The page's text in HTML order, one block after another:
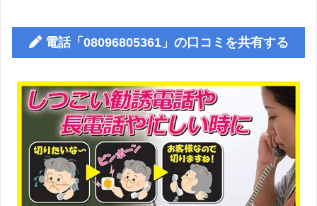
電話「08096805361」の口コミを共有する